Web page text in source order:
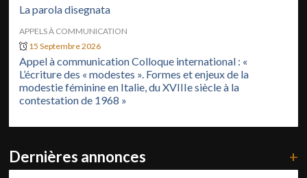
La parola disegnata
APPELS À COMMUNICATION
15 Septembre 2026
Appel à communication Colloque international : «
L’écriture des « modestes ». Formes et enjeux de la
modestie féminine en Italie, du XVIIIe siècle à la
contestation de 1968 »
Dernières annonces +